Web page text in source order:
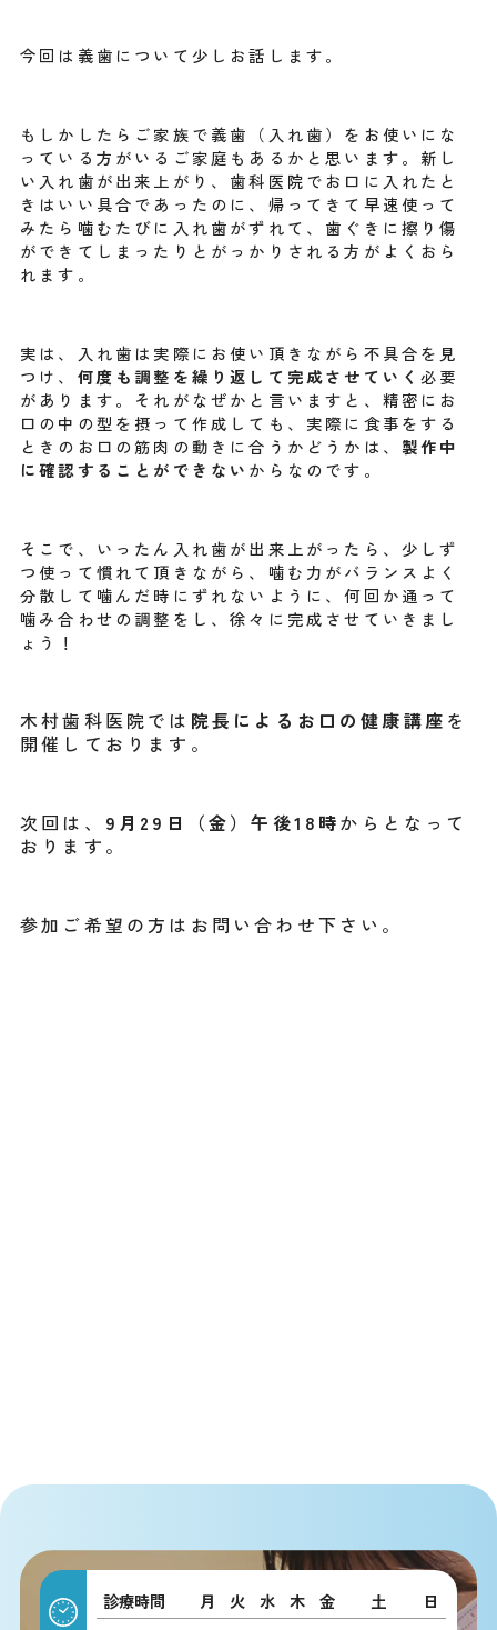
今回は義歯について少しお話します。
もしかしたらご家族で義歯（入れ歯）をお使いにな
っている方がいるご家庭もあるかと思います。新し
い入れ歯が出来上がり、歯科医院でお口に入れたと
きはいい具合であったのに、帰ってきて早速使って
みたら噛むたびに入れ歯がずれて、歯ぐきに擦り傷
ができてしまったりとがっかりされる方がよくおら
れます。
実は、入れ歯は実際にお使い頂きながら不具合を見
つけ、 何度も調整を繰り返して完成させていく必要
があります。それがなぜかと言いますと、精密にお
口の中の型を摂って作成しても、実際に食事をする
ときのお口の筋肉の動きに合うかどうかは、 製作中
に確認することができない からなのです。
そこで、いったん入れ歯が出来上がったら、少しず
つ使って慣れて頂きながら、噛む力がバランスよく
分散して噛んだ時にずれないように、何回か通って
噛み合わせの調整をし、徐々に完成させていきまし
ょう！
木村歯科医院では 院長によるお口の健康講座 を
開催しております。
次回は、 9月29日（金）午後18時からとなって
おります。
参加ご希望の方はお問い合わせ下さい。
診療時間 月 火 水 木 金 土
日